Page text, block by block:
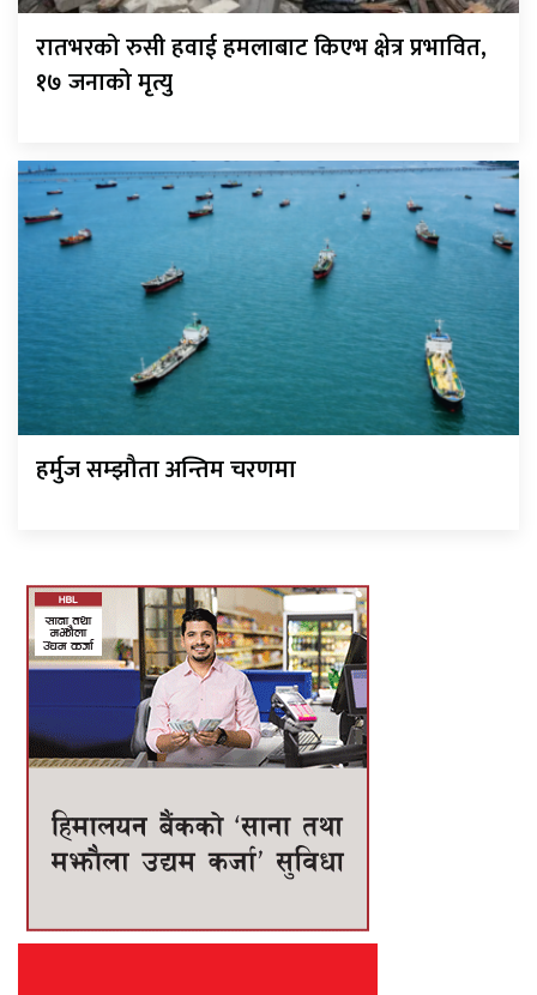
रातभरको रुसी हवाई हमलाबाट किएभ क्षेत्र प्रभावित,
१७ जनाको मृत्यु
हर्मुज सम्झौता अन्तिम चरणमा